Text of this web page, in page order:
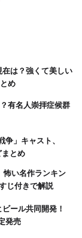
め
とめ
じ付きで解説
発売